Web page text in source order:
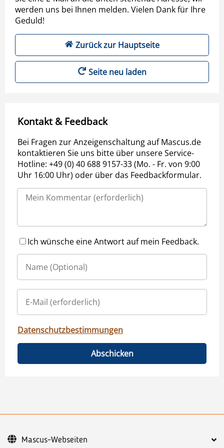
werden uns bei Ihnen melden. Vielen Dank für Ihre
Geduld!
Zurück zur Hauptseite
Seite neu laden
Kontakt & Feedback
Bei Fragen zur Anzeigenschaltung auf Mascus.de
kontaktieren Sie uns bitte über unsere Service-
Hotline: +49 (0) 40 688 9157-33 (Mo. - Fr. von 9:00
Uhr 16:00 Uhr) oder über das Feedbackformular.
Ich wünsche eine Antwort auf mein Feedback.
Datenschutzbestimmungen
Abschicken
Mascus-Webseiten